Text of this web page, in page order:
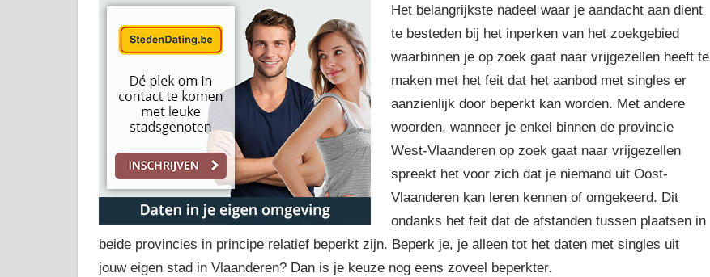
Het belangrijkste nadeel waar je aandacht aan dient
te besteden bij het inperken van het zoekgebied
waarbinnen je op zoek gaat naar vrijgezellen heeft te
maken met het feit dat het aanbod met singles er
aanzienlijk door beperkt kan worden. Met andere
woorden, wanneer je enkel binnen de provincie
West-Vlaanderen op zoek gaat naar vrijgezellen
spreekt het voor zich dat je niemand uit Oost-
Vlaanderen kan leren kennen of omgekeerd. Dit
ondanks het feit dat de afstanden tussen plaatsen in
beide provincies in principe relatief beperkt zijn. Beperk je, je alleen tot het daten met singles uit
jouw eigen stad in Vlaanderen? Dan is je keuze nog eens zoveel beperkter.